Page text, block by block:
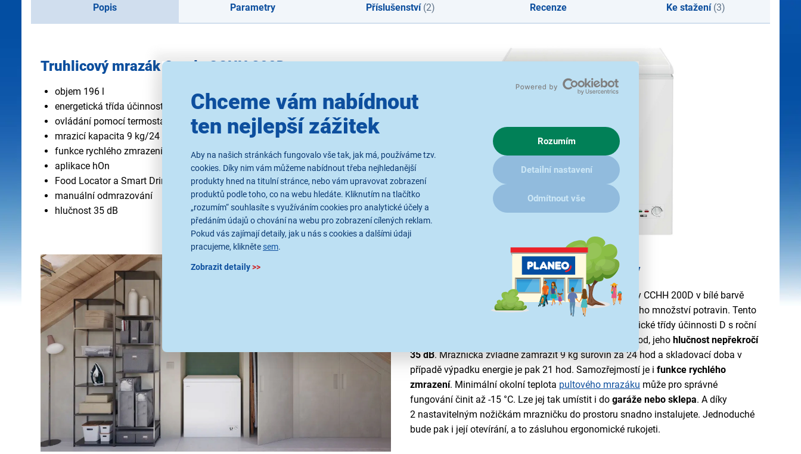
Chceme vám nabídnout
ten nejlepší zážitek
Aby na našich stránkách fungovalo vše tak, jak má, používáme tzv.
cookies. Díky nim vám můžeme nabídnout třeba nejhledanější
produkty hned na titulní stránce, nebo vám upravovat zobrazení
produktů podle toho, co na webu hledáte. Kliknutím na tlačítko
„rozumím“ souhlasíte s využíváním cookies pro analytické účely a
předáním údajů o chování na webu pro zobrazení cílených reklam.
Pokud vás zajímají detaily, jak u nás s cookies a dalšími údaji
pracujeme, klikněte sem.
Zobrazit detaily>>
Rozumím
Detailní nastavení
Odmítnout vše
Popis Parametry Příslušenství(2) Recenze Ke stažení(3)
Truhlicový mrazák Candy CCHH 200D
objem 196 l
energetická třída účinnosti D
ovládání pomocí termostatu
mrazicí kapacita 9 kg/24 h
funkce rychlého zmrazení
aplikace hOn
Food Locator a Smart Drink Assistant
manuální odmrazování
hlučnost 35 dB
Velkorysá kapacita pro vaše zásoby
mraznička v truhlicovém provedení Candy CCHH 200D v bílé barvě
představuje ideální místo pro dlouhodobé uložení většího množství potravin. Tento
spadá do energetické třídy účinnosti D s roční
spotřebou 159 kWh. Kompresor má tichý a úsporný chod, jeho hlučnost nepřekročí
35 dB. Mraznička zvládne zamrazit 9 kg surovin za 24 hod a skladovací doba v
případě výpadku energie je pak 21 hod. Samozřejmostí je i funkce rychlého
zmrazení. Minimální okolní teplota pultového mrazáku může pro správné
fungování činit až -15 °C. Lze jej tak umístit i do garáže nebo sklepa. A díky
2 nastavitelným nožičkám mrazničku do prostoru snadno instalujete. Jednoduché
bude pak i její otevírání, a to zásluhou ergonomické rukojeti.